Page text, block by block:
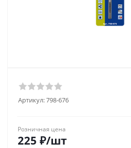
Артикул:798-676
Розничная цена
225 ₽/шт